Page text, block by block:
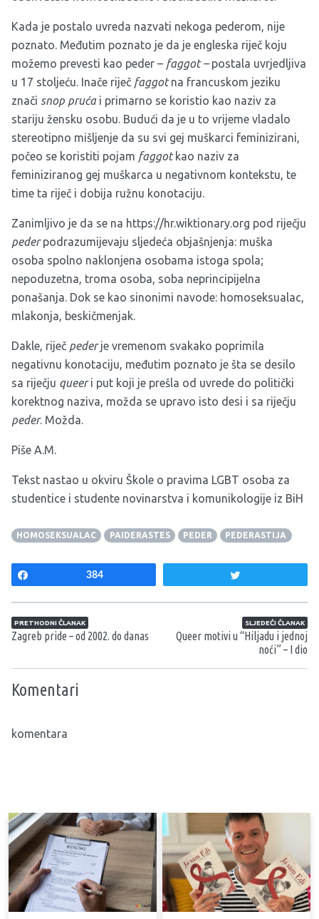
Kada je postalo uvreda nazvati nekoga pederom, nije
poznato. Međutim poznato je da je engleska riječ koju
možemo prevesti kao peder – faggot –postala uvrjedljiva
u 17 stoljeću. Inače riječ faggotna francuskom jeziku
znači snop prućai primarno se koristio kao naziv za
stariju žensku osobu. Budući da je u to vrijeme vladalo
stereotipno mišljenje da su svi gej muškarci feminizirani,
počeo se koristiti pojam faggotkao naziv za
feminiziranog gej muškarca u negativnom kontekstu, te
time ta riječ i dobija ružnu konotaciju.
Zanimljivo je da se na https://hr.wiktionary.org pod riječju
pederpodrazumijevaju sljedeća objašnjenja: muška
osoba spolno naklonjena osobama istoga spola;
nepoduzetna, troma osoba, soba neprincipijelna
ponašanja. Dok se kao sinonimi navode: homoseksualac,
mlakonja, beskičmenjak.
Dakle, riječ pederje vremenom svakako poprimila
negativnu konotaciju, međutim poznato je šta se desilo
sa riječju queeri put koji je prešla od uvrede do politički
korektnog naziva, možda se upravo isto desi i sa riječju
peder. Možda.
Piše A.M.
Tekst nastao u okviru Škole o pravima LGBT osoba za
studentice i studente novinarstva i komunikologije iz BiH
HOMOSEKSUALAC PAIDERASTES PEDER PEDERASTIJA
384
Navigacija članaka
PRETHODNI ČLANAK
Zagreb pride – od 2002. do danas
SLJEDEĆI ČLANAK
Queer motivi u “Hiljadu i jednoj
noći” – I dio
Komentari
komentara